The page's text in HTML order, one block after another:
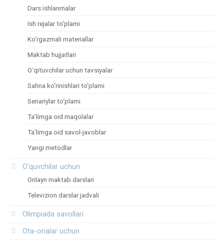
Dars ishlanmalar
Ish rejalar to‘plami
Ko‘rgazmali materiallar
Maktab hujjatlari
O‘qituvchilar uchun tavsiyalar
Sahna ko‘rinishlari to‘plami
Senariylar to‘plami
Ta’limga oid maqolalar
Ta’limga oid savol-javoblar
Yangi metodlar
O‘quvchilar uchun
Onlayn maktab darslari
Televizion darslar jadvali
Olimpiada savollari
Ota-onalar uchun